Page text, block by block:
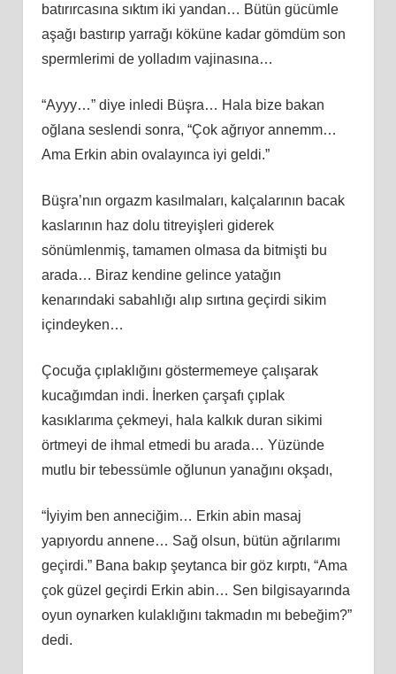
batırırcasına sıktım iki yandan… Bütün gücümle
aşağı bastırıp yarrağı köküne kadar gömdüm son
spermlerimi de yolladım vajinasına…
“Ayyy…” diye inledi Büşra… Hala bize bakan
oğlana seslendi sonra, “Çok ağrıyor annemm…
Ama Erkin abin ovalayınca iyi geldi.”
Büşra’nın orgazm kasılmaları, kalçalarının bacak
kaslarının haz dolu titreyişleri giderek
sönümlenmiş, tamamen olmasa da bitmişti bu
arada… Biraz kendine gelince yatağın
kenarındaki sabahlığı alıp sırtına geçirdi sikim
içindeyken…
Çocuğa çıplaklığını göstermemeye çalışarak
kucağımdan indi. İnerken çarşafı çıplak
kasıklarıma çekmeyi, hala kalkık duran sikimi
örtmeyi de ihmal etmedi bu arada… Yüzünde
mutlu bir tebessümle oğlunun yanağını okşadı,
“İyiyim ben anneciğim… Erkin abin masaj
yapıyordu annene… Sağ olsun, bütün ağrılarımı
geçirdi.” Bana bakıp şeytanca bir göz kırptı, “Ama
çok güzel geçirdi Erkin abin… Sen bilgisayarında
oyun oynarken kulaklığını takmadın mı bebeğim?”
dedi.